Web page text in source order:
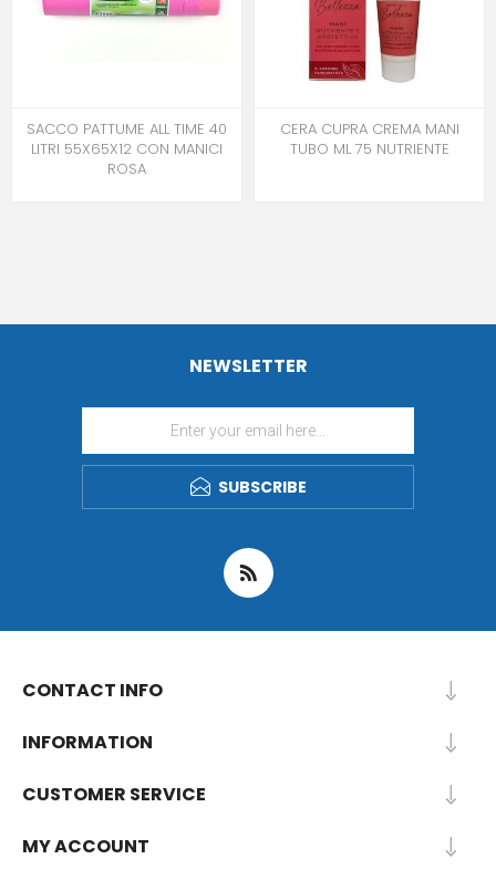
SACCO PATTUME ALL TIME 40
LITRI 55X65X12 CON MANICI
ROSA
CERA CUPRA CREMA MANI
TUBO ML 75 NUTRIENTE
NEWSLETTER
SUBSCRIBE
CONTACT INFO
INFORMATION
CUSTOMER SERVICE
MY ACCOUNT